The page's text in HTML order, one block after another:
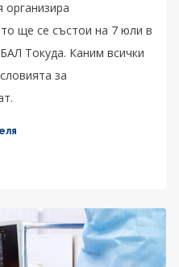
организира
ще се състои на 7 юли в
Токуда. Каним всички
за